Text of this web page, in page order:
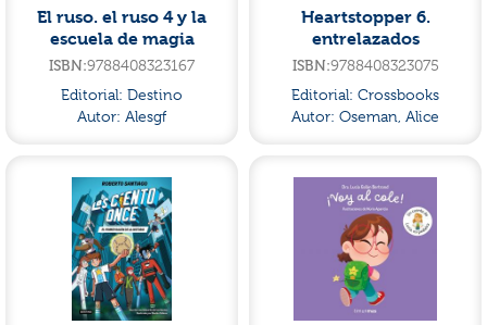
El ruso. el ruso 4 y la
escuela de magia
ISBN:9788408323167
Editorial: Destino
Autor: Alesgf
Heartstopper 6.
entrelazados
ISBN:9788408323075
Editorial: Crossbooks
Autor: Oseman, Alice